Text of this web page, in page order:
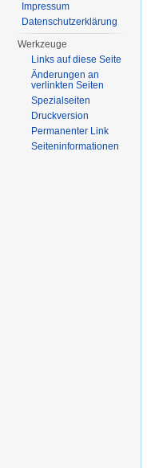
Impressum
Datenschutzerklärung
Werkzeuge
Links auf diese Seite
Änderungen an
verlinkten Seiten
Spezialseiten
Druckversion
Permanenter Link
Seiten­informationen